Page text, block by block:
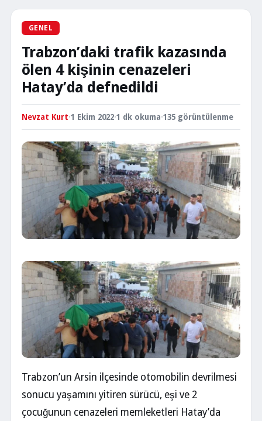
GENEL
Trabzon’daki trafik kazasında
ölen 4 kişinin cenazeleri
Hatay’da defnedildi
Nevzat Kurt·1 Ekim 2022·1 dk okuma·135 görüntülenme
Trabzon’un Arsin ilçesinde otomobilin devrilmesi
sonucu yaşamını yitiren sürücü, eşi ve 2
çocuğunun cenazeleri memleketleri Hatay’da